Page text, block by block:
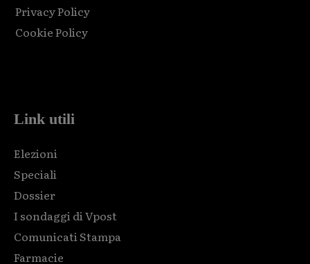
Privacy Policy
Cookie Policy
Link utili
Elezioni
Speciali
Dossier
I sondaggi di Vpost
Comunicati Stampa
Farmacie